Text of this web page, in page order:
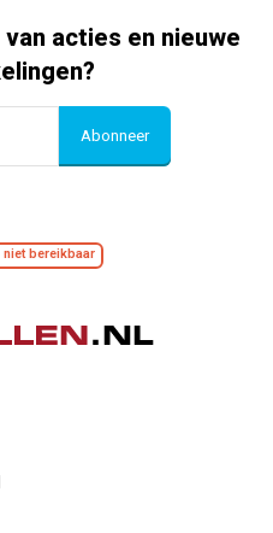
acties en nieuwe
Abonneer
bereikbaar